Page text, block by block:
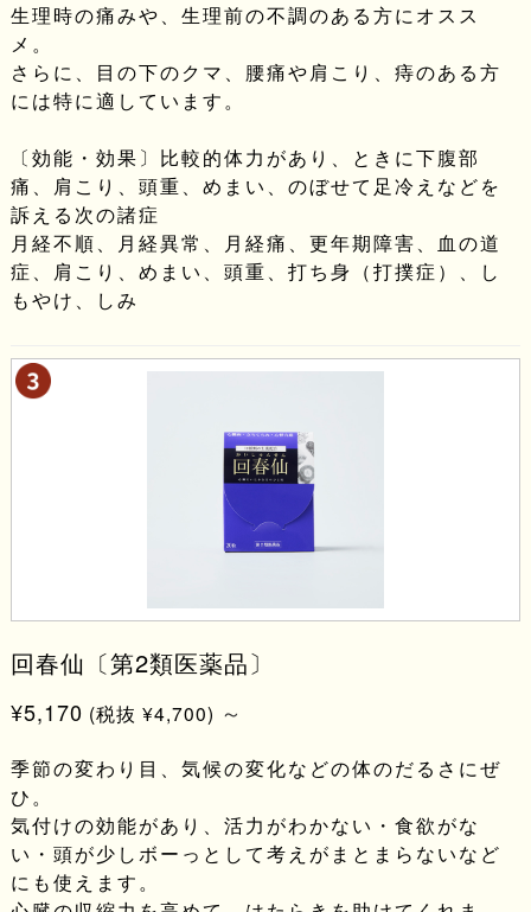
生理時の痛みや、生理前の不調のある方にオスス
メ。
さらに、目の下のクマ、腰痛や肩こり、痔のある方
には特に適しています。
〔効能・効果〕比較的体力があり、ときに下腹部
痛、肩こり、頭重、めまい、のぼせて足冷えなどを
訴える次の諸症
月経不順、月経異常、月経痛、更年期障害、血の道
症、肩こり、めまい、頭重、打ち身（打撲症）、し
もやけ、しみ
回春仙〔第2類医薬品〕
¥5,170 (税抜 ¥4,700) ～
季節の変わり目、気候の変化などの体のだるさにぜ
ひ。
気付けの効能があり、活力がわかない・食欲がな
い・頭が少しボーっとして考えがまとまらないなど
にも使えます。